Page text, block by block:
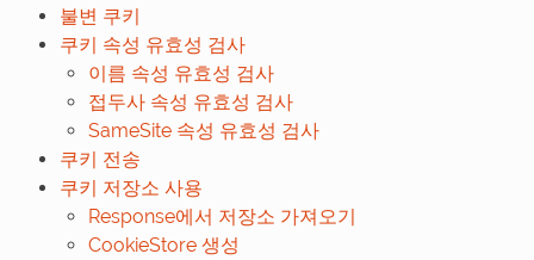
불변 쿠키
쿠키 속성 유효성 검사
이름 속성 유효성 검사
접두사 속성 유효성 검사
SameSite 속성 유효성 검사
쿠키 전송
쿠키 저장소 사용
Response에서 저장소 가져오기
CookieStore 생성